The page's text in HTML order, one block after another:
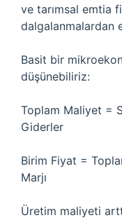
ve tarımsal emtia
dalgalanmalardan
Basit bir
düşünebiliriz:
Toplam Maliyet =
Giderler
Birim Fiyat =
Marjı
Üretim maliyeti